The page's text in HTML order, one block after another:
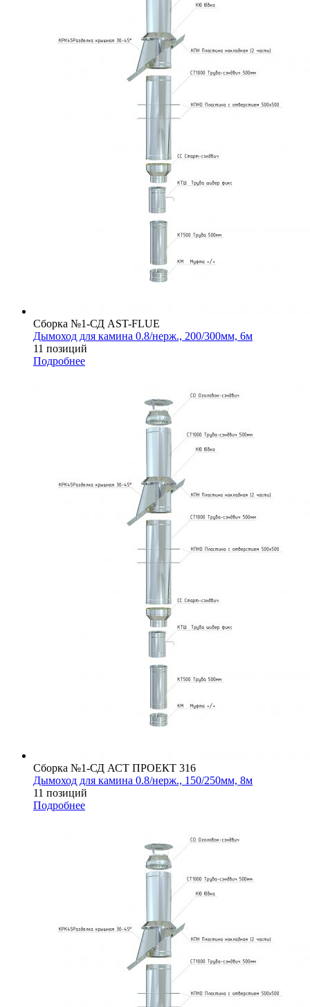
Сборка №1-СД AST-FLUE
Дымоход для камина 0.8/нерж., 200/300мм, 6м
11 позиций
Подробнее
Сборка №1-СД АСТ ПРОЕКТ 316
Дымоход для камина 0.8/нерж., 150/250мм, 8м
11 позиций
Подробнее